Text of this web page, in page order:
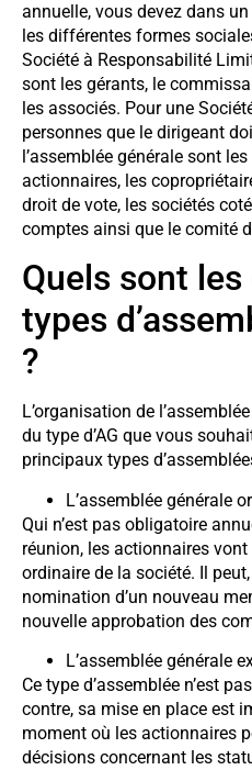
annuelle, vous devez dans
les différentes formes
Société à Responsabilité
sont les gérants, le
les associés. Pour une
personnes que le dirigeant
l’assemblée générale sont
actionnaires, les
droit de vote, les sociétés
comptes ainsi que le comité
Quels sont
types
?
L’organisation de
du type d’AG que vous
principaux types
L’assemblée générale
Qui n’est pas obligatoire
réunion, les actionnaires
ordinaire de la société. Il
nomination d’un nouveau
nouvelle approbation des
L’assemblée générale
Ce type d’assemblée n’est
contre, sa mise en place est
moment où les actionnaires
décisions concernant les